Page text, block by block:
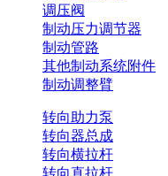
调压阀
制动压力调节器
制动管路
其他制动系统附件
制动调整臂
转向助力泵
转向器总成
转向横拉杆
转向直拉杆